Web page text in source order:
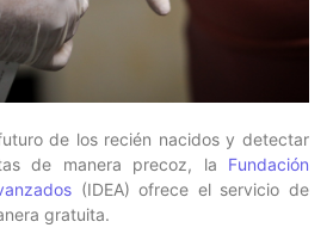
de los recién nacidos y detectar
de manera precoz, la Fundación
(IDEA) ofrece el servicio de
gratuita.